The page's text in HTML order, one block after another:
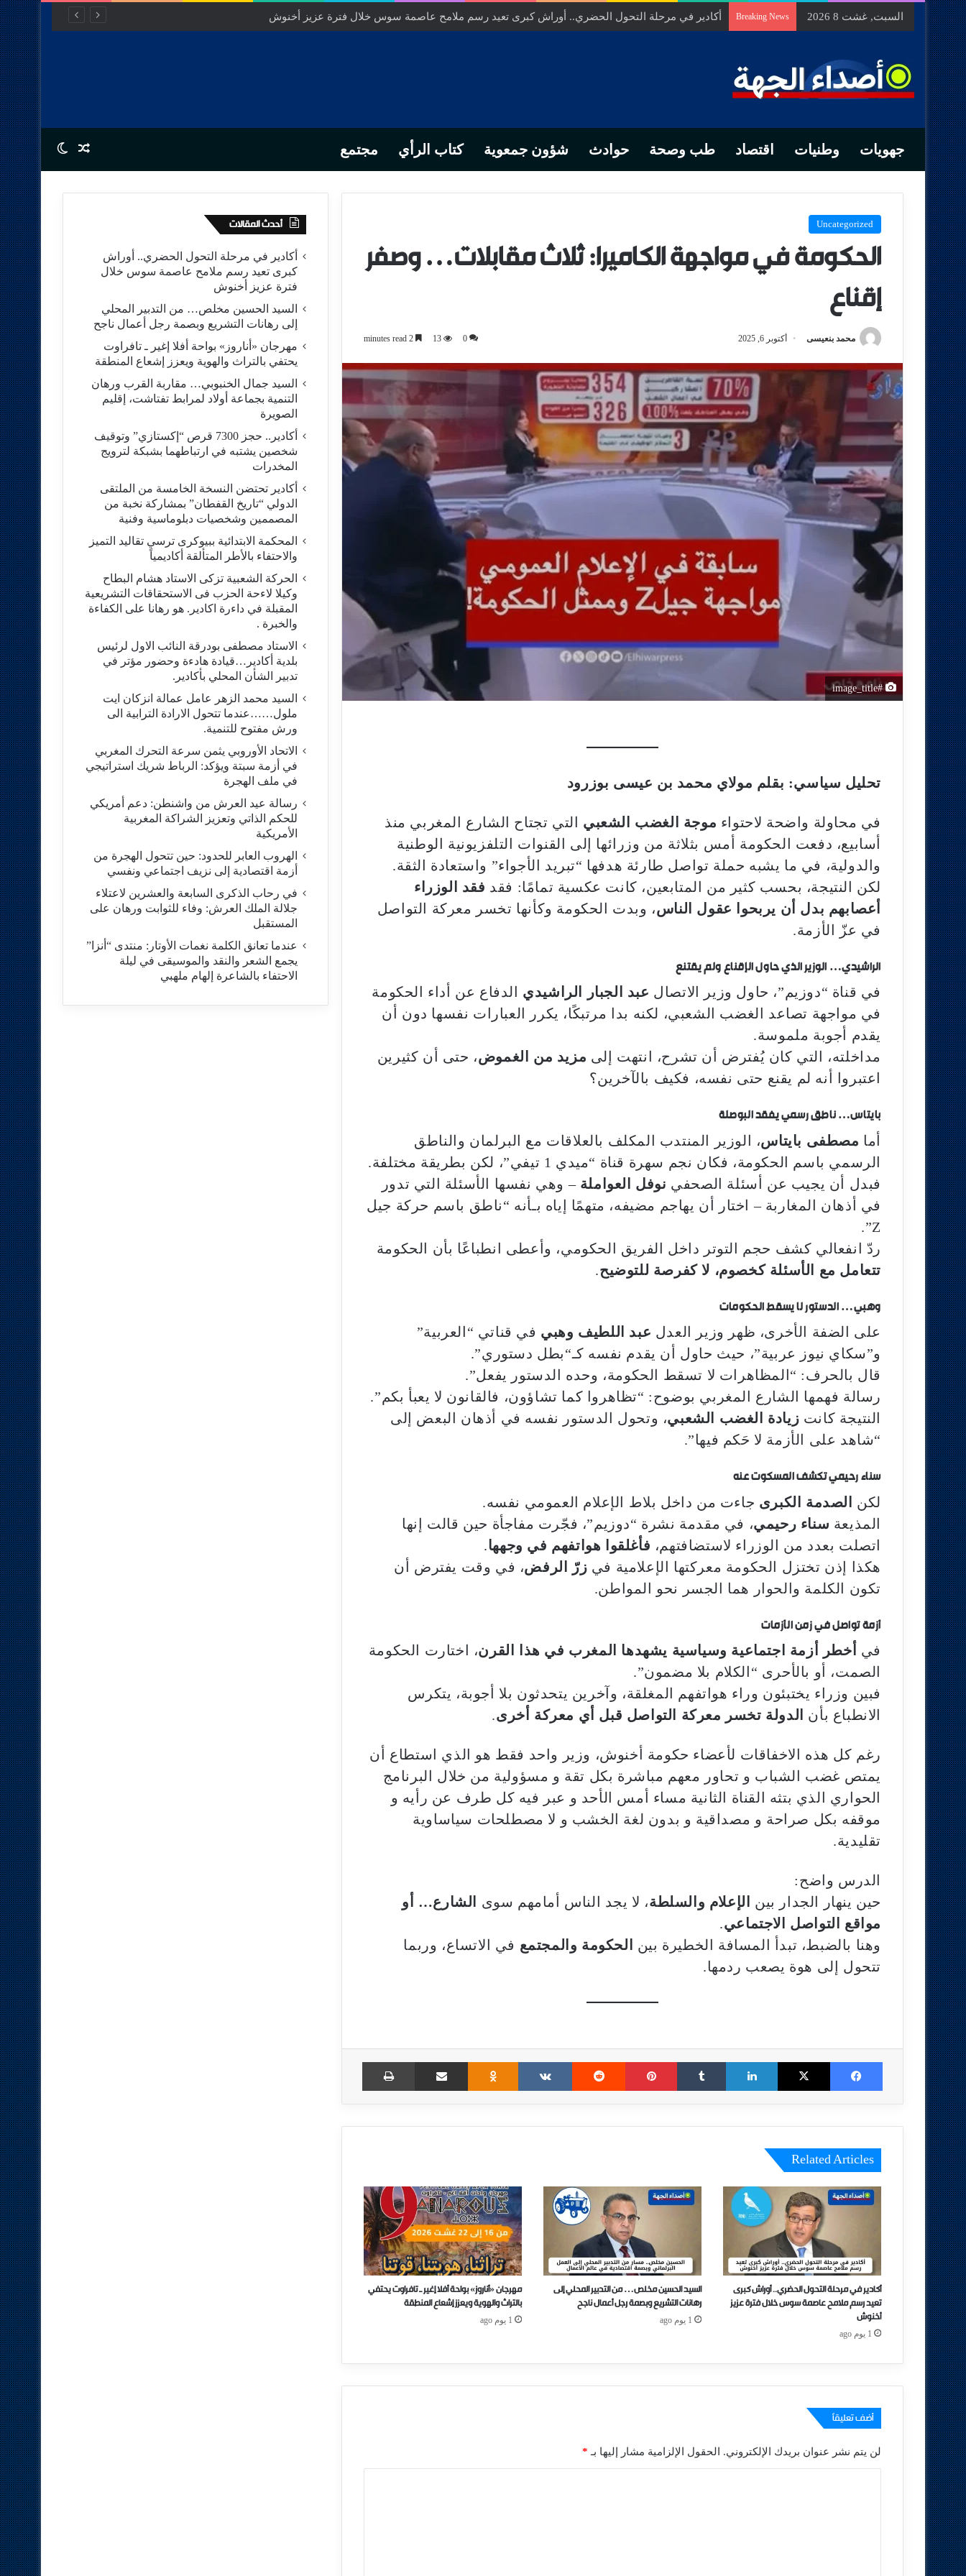
السبت, غشت 8 2026 Breaking News السيد الحسين مخلص… من التدبير المحلي إلى رهانات التشريع وبصمة رجل أعمال ناجح
جهويات وطنيات اقتصاد طب وصحة حوادث شؤون جمعوية كتاب الرأي مجتمع Random Article
Switch skin
Uncategorized
الحكومة في مواجهة الكاميرا: ثلاث مقابلات… وصفر
إقناع
محمد بنعيسى أكتوبر 6, 2025 0
13
#image_title
تحليل سياسي: بقلم مولاي محمد بن عيسى بوزرود
في محاولة واضحة لاحتواء موجة الغضب الشعبي التي تجتاح الشارع المغربي منذ
أسابيع، دفعت الحكومة أمس بثلاثة من وزرائها إلى القنوات التلفزيونية الوطنية
والدولية، في ما يشبه حملة تواصل طارئة هدفها “تبريد الأجواء” واستعادة الثقة.
لكن النتيجة، بحسب كثير من المتابعين، كانت عكسية تمامًا: فقد فقد الوزراء
أعصابهم بدل أن يربحوا عقول الناس، وبدت الحكومة وكأنها تخسر معركة التواصل
في عزّ الأزمة.
الراشيدي… الوزير الذي حاول الإقناع ولم يقتنع
في قناة “دوزيم”، حاول وزير الاتصال عبد الجبار الراشيدي الدفاع عن أداء الحكومة
في مواجهة تصاعد الغضب الشعبي، لكنه بدا مرتبكًا، يكرر العبارات نفسها دون أن
يقدم أجوبة ملموسة.
مداخلته، التي كان يُفترض أن تشرح، انتهت إلى مزيد من الغموض، حتى أن كثيرين
اعتبروا أنه لم يقنع حتى نفسه، فكيف بالآخرين؟
بايتاس… ناطق رسمي يفقد البوصلة
أما مصطفى بايتاس، الوزير المنتدب المكلف بالعلاقات مع البرلمان والناطق
الرسمي باسم الحكومة، فكان نجم سهرة قناة “ميدي 1 تيفي”، لكن بطريقة مختلفة.
فبدل أن يجيب عن أسئلة الصحفي نوفل العواملة – وهي نفسها الأسئلة التي تدور
في أذهان المغاربة – اختار أن يهاجم مضيفه، متهمًا إياه بـأنه “ناطق باسم حركة جيل
Z”.
ردّ انفعالي كشف حجم التوتر داخل الفريق الحكومي، وأعطى انطباعًا بأن الحكومة
تتعامل مع الأسئلة كخصوم، لا كفرصة للتوضيح.
وهبي… الدستور لا يسقط الحكومات
على الضفة الأخرى، ظهر وزير العدل عبد اللطيف وهبي في قناتي “العربية”
و”سكاي نيوز عربية”، حيث حاول أن يقدم نفسه كـ“بطل دستوري”.
قال بالحرف: “المظاهرات لا تسقط الحكومة، وحده الدستور يفعل”.
رسالة فهمها الشارع المغربي بوضوح: “تظاهروا كما تشاؤون، فالقانون لا يعبأ بكم”.
النتيجة كانت زيادة الغضب الشعبي، وتحول الدستور نفسه في أذهان البعض إلى
“شاهد على الأزمة لا حَكم فيها”.
سناء رحيمي تكشف المسكوت عنه
لكن الصدمة الكبرى جاءت من داخل بلاط الإعلام العمومي نفسه.
المذيعة سناء رحيمي، في مقدمة نشرة “دوزيم”، فجّرت مفاجأة حين قالت إنها
اتصلت بعدد من الوزراء لاستضافتهم، فأغلقوا هواتفهم في وجهها.
هكذا إذن تختزل الحكومة معركتها الإعلامية في زرّ الرفض، في وقت يفترض أن
تكون الكلمة والحوار هما الجسر نحو المواطن.
أزمة تواصل في زمن الأزمات
في أخطر أزمة اجتماعية وسياسية يشهدها المغرب في هذا القرن، اختارت الحكومة
الصمت، أو بالأحرى “الكلام بلا مضمون”.
فبين وزراء يختبئون وراء هواتفهم المغلقة، وآخرين يتحدثون بلا أجوبة، يتكرس
الانطباع بأن
الدولة تخسر معركة التواصل قبل أي معركة أخرى.
رغم كل هذه الاخفاقات لأعضاء حكومة أخنوش، وزير واحد فقط هو الذي استطاع أن
يمتص غضب الشباب و تحاور معهم مباشرة بكل تقة و مسؤولية من خلال البرنامج
الحواري الذي بتثه القناة الثانية مساء أمس الأحد و عبر فيه كل طرف عن رأيه و
موقفه بكل صراحة و مصداقية و بدون لغة الخشب و لا مصطلحات سياساوية
تقليدية.
الدرس واضح:
حين ينهار الجدار بين
الإعلام والسلطة، لا يجد الناس أمامهم سوى
الشارع… أو
مواقع التواصل الاجتماعي.
وهنا بالضبط، تبدأ المسافة الخطيرة بين
الحكومة والمجتمع في الاتساع، وربما
تتحول إلى هوة يصعب ردمها.
Facebook
X
LinkedIn
Tumblr
Pinterest
Reddit
VKontakte
Odnoklassniki
Share via Email
Print
Related Articles
أكادير في مرحلة التحول الحضري.. أوراش كبرى
تعيد رسم ملامح عاصمة سوس خلال فترة عزيز
أخنوش
1 يوم ago
السيد الحسين مخلص… من التدبير المحلي إلى
رهانات التشريع وبصمة رجل أعمال ناجح
1 يوم ago
مهرجان «أناروز» بواحة أفلا إغير ـ تافراوت يحتفي
بالتراث والهوية ويعزز إشعاع المنطقة
1 يوم ago
أضف تعليقاً
لن يتم نشر عنوان بريدك الإلكتروني. الحقول الإلزامية مشار إليها بـ *
أحدث المقالات
أكادير في مرحلة التحول الحضري.. أوراش
كبرى تعيد رسم ملامح عاصمة سوس خلال
فترة عزيز أخنوش
السيد الحسين مخلص… من التدبير المحلي
إلى رهانات التشريع وبصمة رجل أعمال ناجح
مهرجان «أناروز» بواحة أفلا إغير ـ تافراوت
يحتفي بالتراث والهوية ويعزز إشعاع المنطقة
السيد جمال الخنبوبي… مقاربة القرب ورهان
التنمية بجماعة أولاد لمرابط تفتاشت، إقليم
الصويرة
أكادير.. حجز 7300 قرص “إكستازي” وتوقيف
شخصين يشتبه في ارتباطهما بشبكة لترويج
المخدرات
أكادير تحتضن النسخة الخامسة من الملتقى
الدولي “تاريخ القفطان” بمشاركة نخبة من
المصممين وشخصيات دبلوماسية وفنية
المحكمة الابتدائية ببيوكرى ترسي تقاليد التميز
والاحتفاء بالأطر المتألقة أكاديمياً
الحركة الشعبية تزكى الاستاد هشام البطاح
وكيلا لاءحة الحزب فى الاستحقاقات التشريعية
المقبلة في داءرة اكادير. هو رهانا على الكفاءة
والخبرة .
الاستاد مصطفى بودرقة النائب الاول لرئيس
بلدية أكادير…قيادة هادءة وحضور مؤتر في
تدبير الشأن المحلي بأكادير.
السيد محمد الزهر عامل عمالة انزكان ايت
ملول……عندما تتحول الارادة الترابية الى
ورش مفتوح للتنمية.
الاتحاد الأوروبي يثمن سرعة التحرك المغربي
في أزمة سبتة ويؤكد: الرباط شريك استراتيجي
في ملف الهجرة
رسالة عيد العرش من واشنطن: دعم أمريكي
للحكم الذاتي وتعزيز الشراكة المغربية
الأمريكية
​الهروب العابر للحدود: حين تتحول الهجرة من
أزمة اقتصادية إلى نزيف اجتماعي ونفسي
في رحاب الذكرى السابعة والعشرين لاعتلاء
جلالة الملك العرش: وفاء للثوابت ورهان على
المستقبل
​عندما تعانق الكلمة نغمات الأوتار: منتدى “أنزا”
يجمع الشعر والنقد والموسيقى في ليلة
الاحتفاء بالشاعرة إلهام ملهبي